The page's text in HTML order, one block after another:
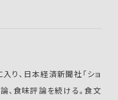
り、日本経済新聞社「ショ
、食味評論を続ける。 食文